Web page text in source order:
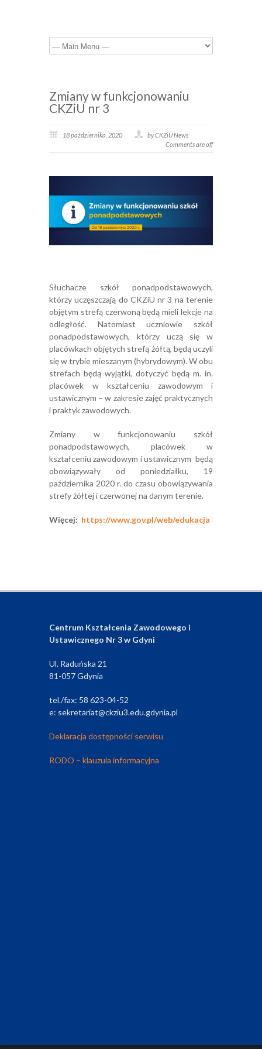
Zmiany w funkcjonowaniu
CKZiU nr 3
18 października, 2020
by CKZiU News
Comments are off
Słuchacze szkół ponadpodstawowych,
którzy uczęszczają do CKZiU nr 3 na terenie
objętym strefą czerwoną będą mieli lekcje na
odległość. Natomiast uczniowie szkół
ponadpodstawowych, którzy uczą się w
placówkach objętych strefą żółtą, będą uczyli
się w trybie mieszanym (hybrydowym). W obu
strefach będą wyjątki, dotyczyć będą m. in.
placówek w kształceniu zawodowym i
ustawicznym – w zakresie zajęć praktycznych
i praktyk zawodowych.
Zmiany w funkcjonowaniu szkół
ponadpodstawowych, placówek w
kształceniu zawodowym i ustawicznym będą
obowiązywały od poniedziałku, 19
października 2020 r. do czasu obowiązywania
strefy żółtej i czerwonej na danym terenie.
Więcej: https://www.gov.pl/web/edukacja
Centrum Kształcenia Zawodowego i
Ustawicznego Nr 3 w Gdyni
Ul. Raduńska 21
81-057 Gdynia
tel./fax: 58 623-04-52
e: sekretariat@ckziu3.edu.gdynia.pl
Deklaracja dostępności serwisu
RODO – klauzula informacyjna